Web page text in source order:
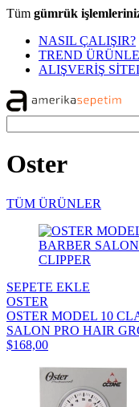
Tüm gümrük
NASIL ÇALIŞIR?
TREND
ALIŞVERİŞ
Oster
TÜM ÜRÜNLER
SEPETE EKLE
OSTER
OSTER MODEL 10
SALON PRO HAIR
$168,00